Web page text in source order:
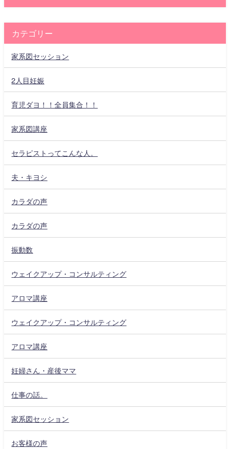
カテゴリー
家系図セッション
2人目妊娠
育児ダヨ！！全員集合！！
家系図講座
セラピストってこんな人。
夫・キヨシ
カラダの声
カラダの声
振動数
ウェイクアップ・コンサルティング
アロマ講座
ウェイクアップ・コンサルティング
アロマ講座
妊婦さん・産後ママ
仕事の話。
家系図セッション
お客様の声